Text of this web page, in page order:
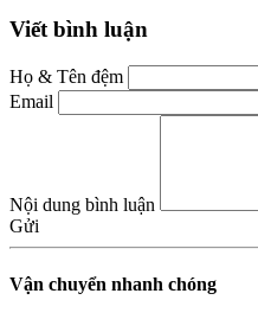
Viết bình luận
Họ & Tên đệm
Email
Nội dung bình luận
Gửi
Vận chuyển nhanh chóng